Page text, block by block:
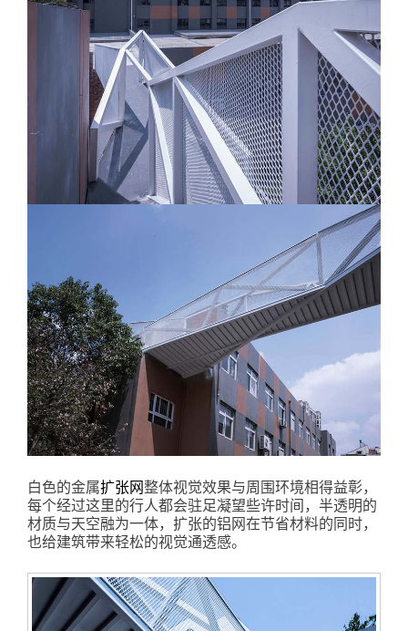
白色的金属扩张网整体视觉效果与周围环境相得益彰，
每个经过这里的行人都会驻足凝望些许时间，半透明的
材质与天空融为一体，扩张的铝网在节省材料的同时，
也给建筑带来轻松的视觉通透感。